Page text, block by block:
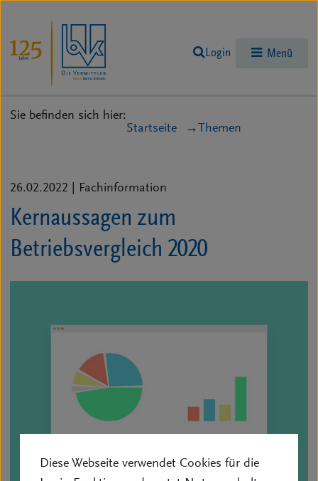
Diese Webseite verwendet Cookies für die
Login Menü
Sie befinden sich hier:
Startseite
Themen
26.02.2022 | Fachinformation
Kernaussagen zum
Betriebsvergleich 2020